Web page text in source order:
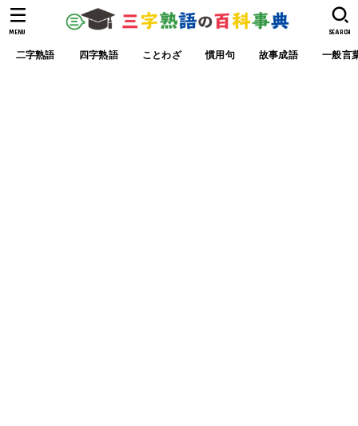
二字熟語 四字熟語 ことわざ 慣用句 故事成語 一般言
SEARCH
MENU